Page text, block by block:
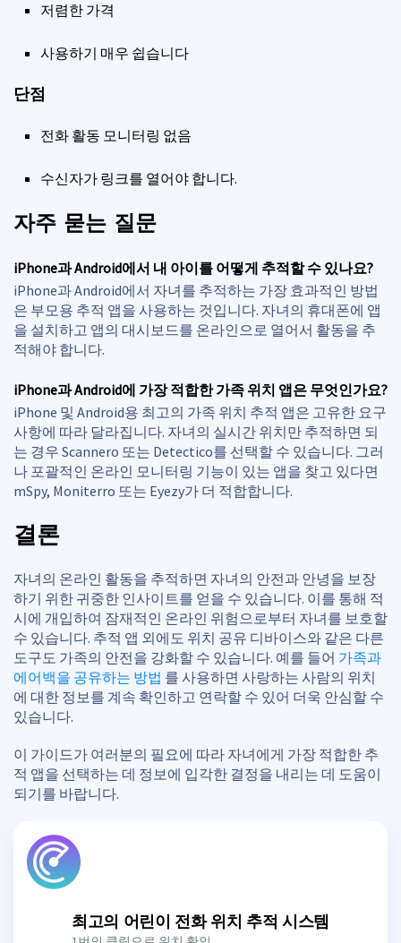
저렴한 가격
사용하기 매우 쉽습니다
단점
전화 활동 모니터링 없음
수신자가 링크를 열어야 합니다.
자주 묻는 질문
iPhone과 Android에서 내 아이를 어떻게 추적할 수 있나요?
iPhone과 Android에서 자녀를 추적하는 가장 효과적인 방법
은 부모용 추적 앱을 사용하는 것입니다. 자녀의 휴대폰에 앱
을 설치하고 앱의 대시보드를 온라인으로 열어서 활동을 추
적해야 합니다.
iPhone과 Android에 가장 적합한 가족 위치 앱은 무엇인가요?
iPhone 및 Android용 최고의 가족 위치 추적 앱은 고유한 요구
사항에 따라 달라집니다. 자녀의 실시간 위치만 추적하면 되
는 경우 Scannero 또는 Detectico를 선택할 수 있습니다. 그러
나 포괄적인 온라인 모니터링 기능이 있는 앱을 찾고 있다면
mSpy, Moniterro 또는 Eyezy가 더 적합합니다.
결론
자녀의 온라인 활동을 추적하면 자녀의 안전과 안녕을 보장
하기 위한 귀중한 인사이트를 얻을 수 있습니다. 이를 통해 적
시에 개입하여 잠재적인 온라인 위험으로부터 자녀를 보호할
수 있습니다. 추적 앱 외에도 위치 공유 디바이스와 같은 다른
도구도 가족의 안전을 강화할 수 있습니다. 예를 들어 가족과
에어백을 공유하는 방법 를 사용하면 사랑하는 사람의 위치
에 대한 정보를 계속 확인하고 연락할 수 있어 더욱 안심할 수
있습니다.
이 가이드가 여러분의 필요에 따라 자녀에게 가장 적합한 추
적 앱을 선택하는 데 정보에 입각한 결정을 내리는 데 도움이
되기를 바랍니다.
최고의 어린이 전화 위치 추적 시스템